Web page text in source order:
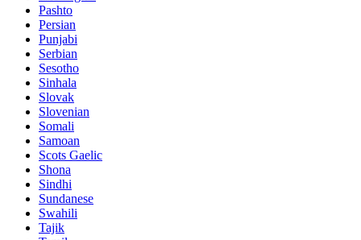
Pashto
Persian
Punjabi
Serbian
Sesotho
Sinhala
Slovak
Slovenian
Somali
Samoan
Scots Gaelic
Shona
Sindhi
Sundanese
Swahili
Tajik